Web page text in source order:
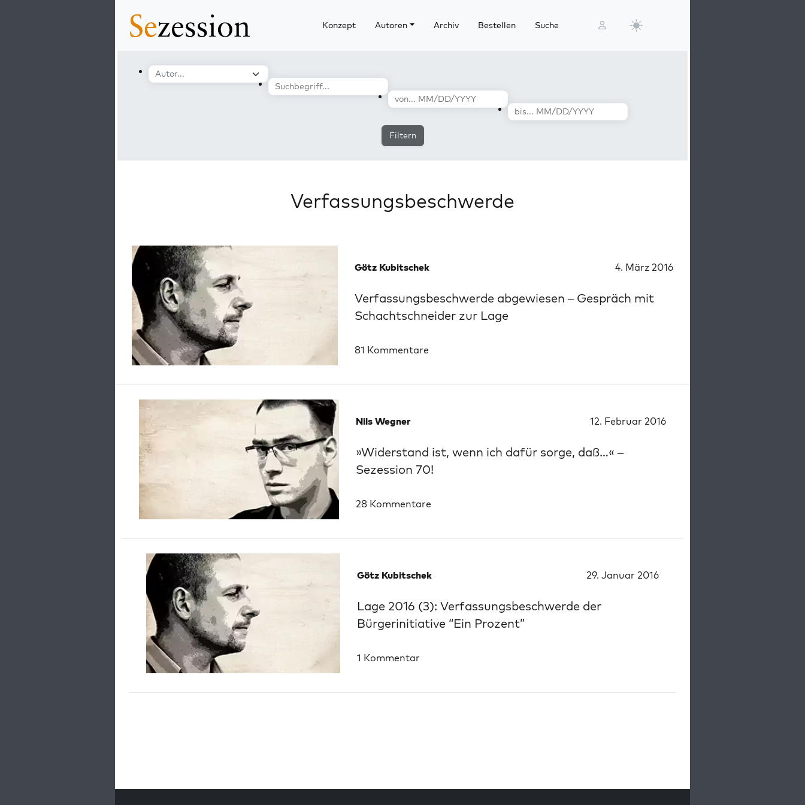
Konzept Autoren Archiv Bestellen Suche
Filtern
Verfassungsbeschwerde
Götz Kubitschek 4. März 2016
Verfassungsbeschwerde abgewiesen – Gespräch mit
Schachtschneider zur Lage
81 Kommentare
Nils Wegner 12. Februar 2016
»Widerstand ist, wenn ich dafür sorge, daß…« –
Sezession 70!
28 Kommentare
Götz Kubitschek 29. Januar 2016
Lage 2016 (3): Verfassungsbeschwerde der
Bürgerinitiative “Ein Prozent”
1 Kommentar